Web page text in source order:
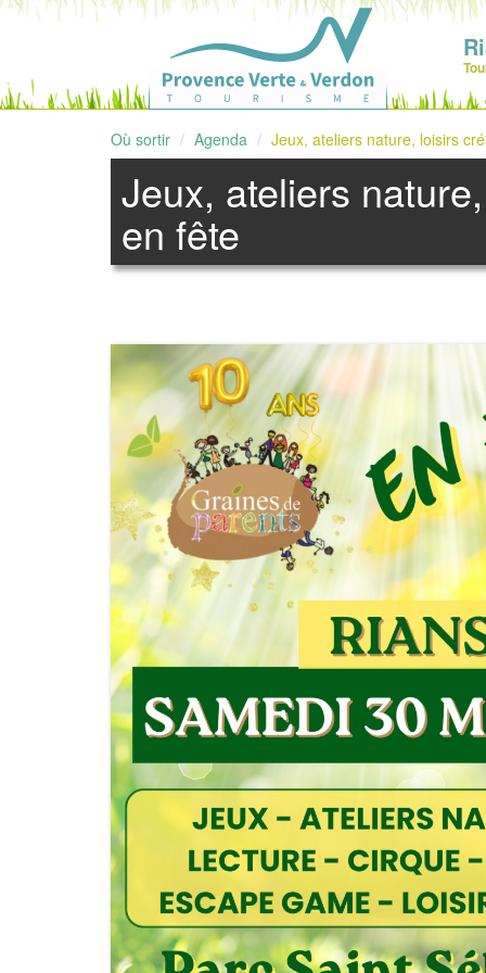
Où sortir Agenda Jeux, ateliers nature, loisirs
Jeux, ateliers
en fête